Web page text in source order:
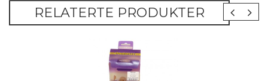
RELATERTE PRODUKTER